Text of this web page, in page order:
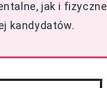
jak i
kandydatów.